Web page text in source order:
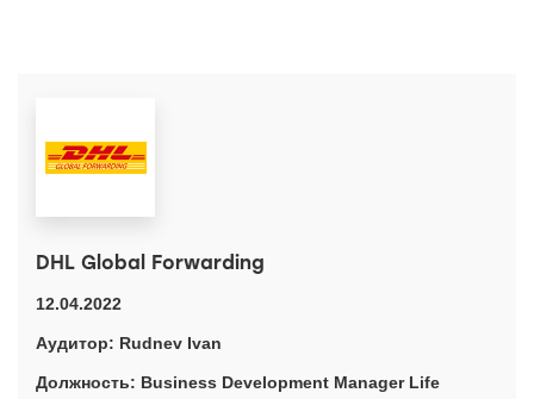
DHL Global Forwarding
12.04.2022
Rudnev Ivan
Business Development Manager Life